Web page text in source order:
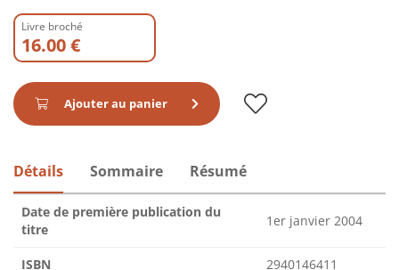
Livre broché
16.00 €
Ajouter au panier
Détails Sommaire Résumé
Date de première publication du
titre
1er janvier 2004
ISBN 2940146411